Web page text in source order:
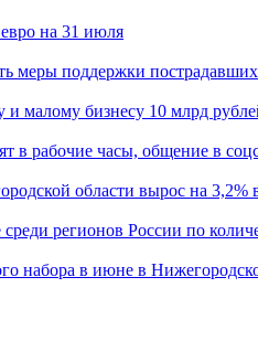
на 31 июля
меры поддержки
и малому бизнесу 10 млрд
в рабочие часы, общение в
области вырос на 3,2%
регионов России по
набора в июне в